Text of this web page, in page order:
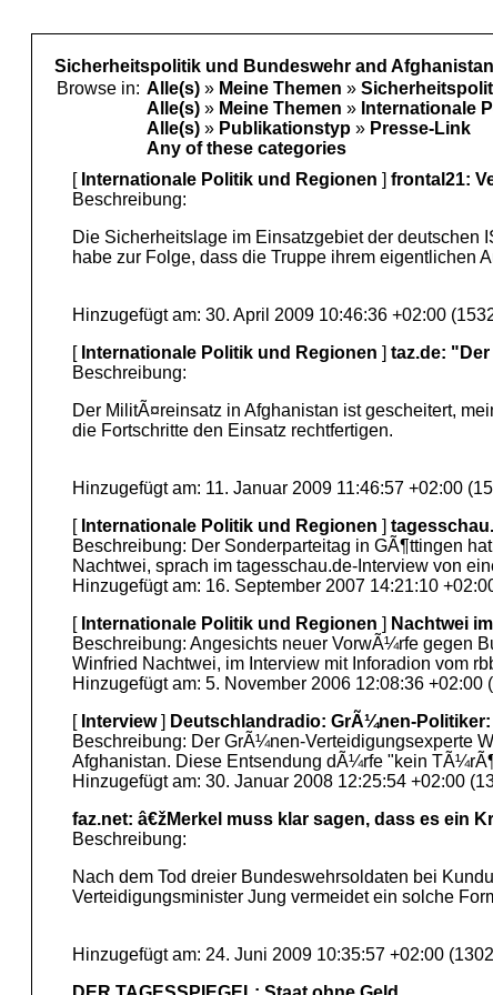
Sicherheitspolitik und Bundeswehr and
Browse in: Alle(s) » Meine Themen »
Alle(s) » Meine Themen » Internationale
Alle(s) » Publikationstyp » Presse-Link
Any of these categories
[ Internationale Politik und Regionen ] frontal21:
Beschreibung:
Die Sicherheitslage im Einsatzgebiet der deutschen
habe zur Folge, dass die Truppe ihrem eigentlichen
Hinzugefügt am: 30. April 2009 10:46:36 +02:00
[ Internationale Politik und Regionen ] taz.de:
Beschreibung:
Der MilitÃ¤reinsatz in Afghanistan ist gescheitert,
die Fortschritte den Einsatz rechtfertigen.
Hinzugefügt am: 11. Januar 2009 11:46:57 +02:00
[ Internationale Politik und Regionen ]
Beschreibung: Der Sonderparteitag in GÃ¶ttingen
Nachtwei, sprach im tagesschau.de-Interview von
Hinzugefügt am: 16. September 2007 14:21:10
[ Internationale Politik und Regionen ] Nachtwei
Beschreibung: Angesichts neuer VorwÃ¼rfe gegen
Winfried Nachtwei, im Interview mit Inforadion vom
Hinzugefügt am: 5. November 2006 12:08:36 +02:00
[ Interview] Deutschlandradio: GrÃ¼nen-
Beschreibung: Der GrÃ¼nen-Verteidigungsexperte
Afghanistan. Diese Entsendung dÃ¼rfe "kein
Hinzugefügt am: 30. Januar 2008 12:25:54 +02:00
faz.net: â€žMerkel muss klar sagen, dass es ein
Beschreibung:
Nach dem Tod dreier Bundeswehrsoldaten bei
Verteidigungsminister Jung vermeidet ein solche
Hinzugefügt am: 24. Juni 2009 10:35:57 +02:00